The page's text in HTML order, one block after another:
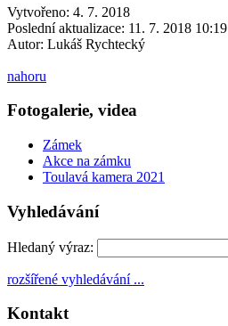
Vytvořeno: 4. 7. 2018
Poslední aktualizace: 11. 7. 2018 10:19
Autor: Lukáš Rychtecký
nahoru
Fotogalerie, videa
Zámek
Akce na zámku
Toulavá kamera 2021
Vyhledávání
Hledaný výraz:
rozšířené vyhledávání ...
Kontakt